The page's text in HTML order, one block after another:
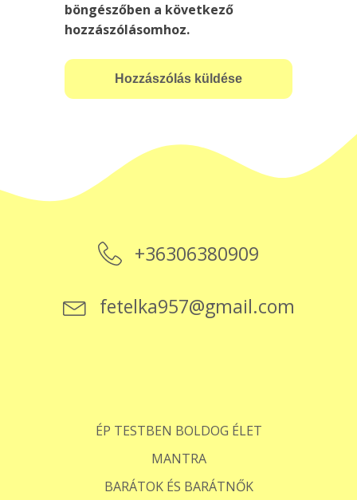
böngészőben a következő
hozzászólásomhoz.
+36306380909
fetelka957@gmail.com
ÉP TESTBEN BOLDOG ÉLET
MANTRA
BARÁTOK ÉS BARÁTNŐK